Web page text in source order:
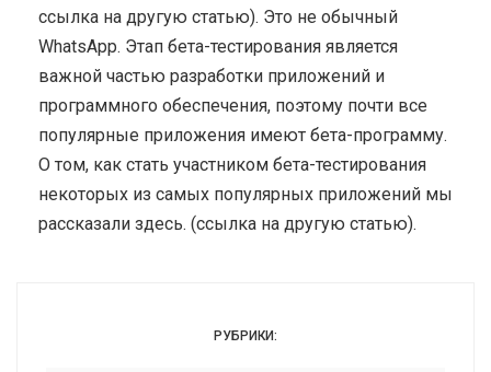
ссылка на другую статью). Это не обычный
WhatsApp. Этап бета-тестирования является
важной частью разработки приложений и
программного обеспечения, поэтому почти все
популярные приложения имеют бета-программу.
О том, как стать участником бета-тестирования
некоторых из самых популярных приложений мы
рассказали здесь. (ссылка на другую статью).
РУБРИКИ: